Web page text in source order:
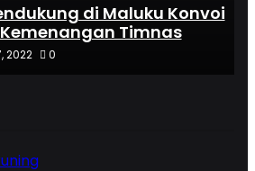
di Maluku Konvoi
Timnas
2022 0